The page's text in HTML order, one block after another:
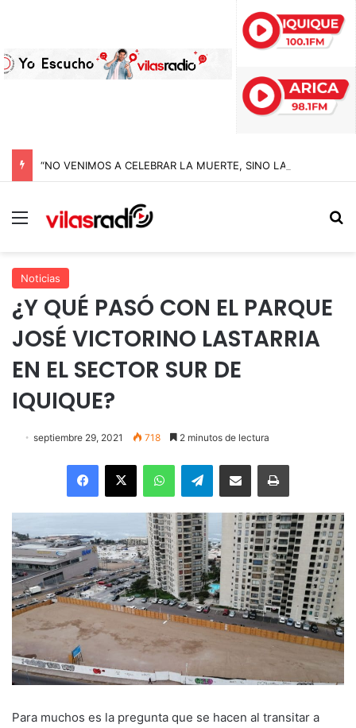
Menú
Noticias
¿Y QUÉ PASÓ CON EL PARQUE
JOSÉ VICTORINO LASTARRIA
EN EL SECTOR SUR DE
IQUIQUE?
septiembre 29, 2021 718 2 minutos de lectura
Facebook
X WhatsAppTelegramEnviar vía email Imprimir
Para muchos es la pregunta que se hacen al transitar a